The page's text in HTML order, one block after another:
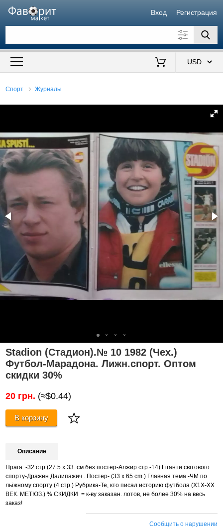
Вход Регистрация
Искать также в описании
Спорт Журналы
Stadion (Стадион).№ 10 1982 (Чех.)
Футбол-Марадона. Лижн.спорт. Оптом
скидки 30%
20 грн. (≈$0.44)
В корзину
Описание
Прага. -32 стр.(27.5 х 33. см.без постер-Алжир стр.-14) Гіганти світового
спорту-Дражен Далипажич . Постер- (33 х 65 сm.) Главная тема -ЧМ по
льіжному спорту (4 стр.) Рубрика-Те, кто писал историю футбола (Х1Х-ХХ
ВЕК. МЕТЮЗ.) % СКИДКИ = к-ву заказан. лотов, не более 30% на весь
заказ!
Сообщить о нарушении